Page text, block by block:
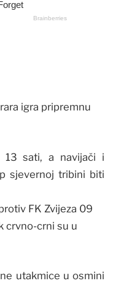
igra pripremnu
13 sati, a navijači i
sjevernoj tribini biti
FK Zvijeza 09
crvno-crni su u
utakmice u osmini